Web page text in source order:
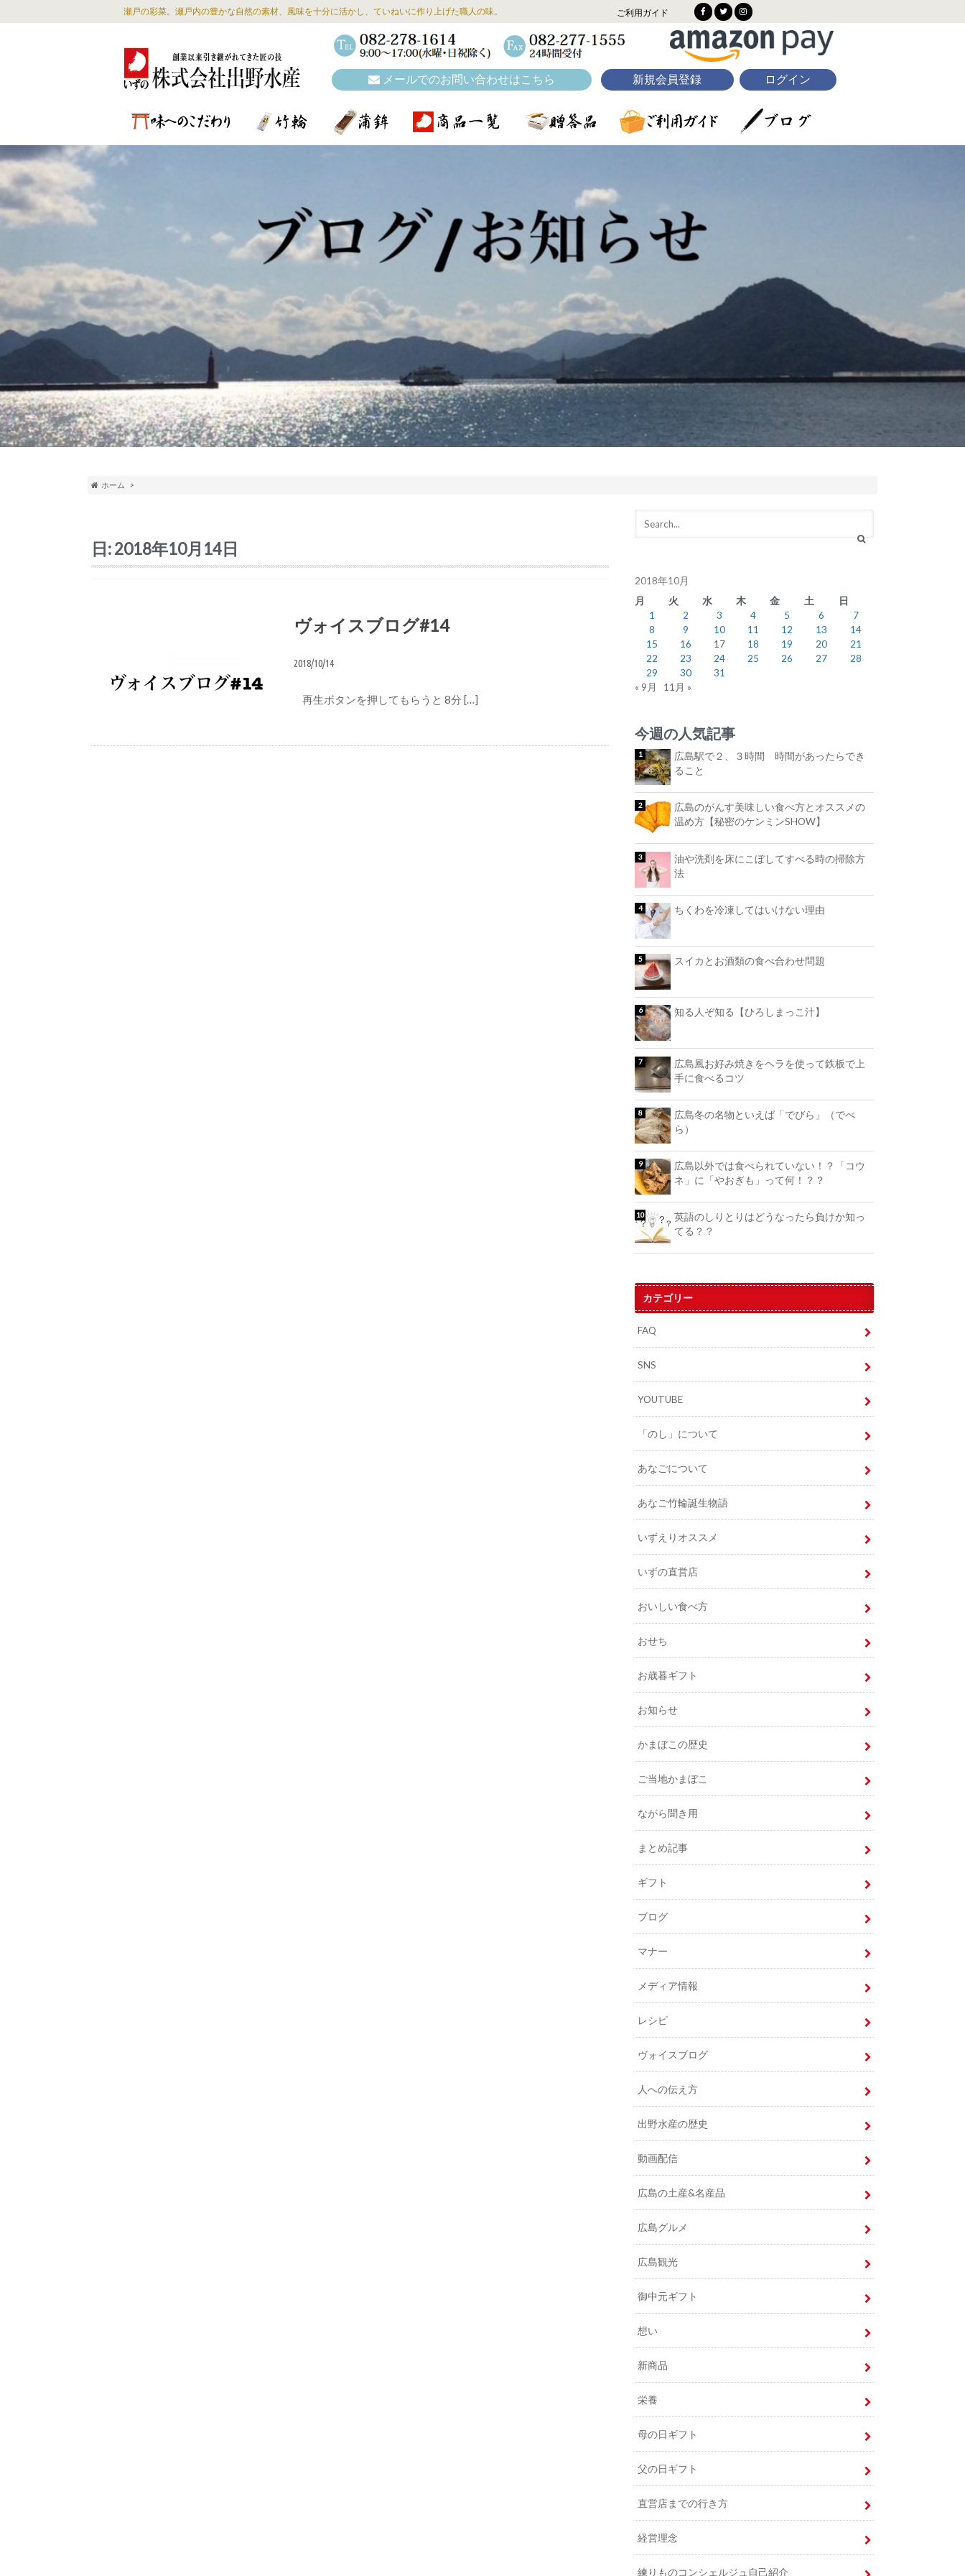
瀬戸の彩菜。瀬戸内の豊かな自然の素材、風味を十分に活かし、ていねいに作り上げた職人の味。 ご利用ガイド
メールでのお問い合わせはこちら 新規会員登録 ログイン
ホーム
日:2018年10月14日
ヴォイスブログ#14
2018/10/14
再生ボタンを押してもらうと 8分 […]
2018年10月
月
火 水 木 金 土
日
1
2 3 4 5 6
7
8
9 10 11 12 13
14
15
16 17 18 19 20
21
22
23 24 25 26 27
28
29
30
31
« 9月
11月 »
今週の人気記事
広島駅で２、３時間 時間があったらでき
ること
広島のがんす美味しい食べ方とオススメの
温め方【秘密のケンミンSHOW】
油や洗剤を床にこぼしてすべる時の掃除方
法
ちくわを冷凍してはいけない理由
スイカとお酒類の食べ合わせ問題
知る人ぞ知る【ひろしまっこ汁】
広島風お好み焼きをヘラを使って鉄板で上
手に食べるコツ
広島冬の名物といえば「でびら」（でべ
ら）
広島以外では食べられていない！？「コウ
ネ」に「やおぎも」って何！？？
英語のしりとりはどうなったら負けか知っ
てる？？
カテゴリー
FAQ
SNS
YOUTUBE
「のし」について
あなごについて
あなご竹輪誕生物語
いずえりオススメ
いずの直営店
おいしい食べ方
おせち
お歳暮ギフト
お知らせ
かまぼこの歴史
ご当地かまぼこ
ながら聞き用
まとめ記事
ギフト
ブログ
マナー
メディア情報
レシピ
ヴォイスブログ
人への伝え方
出野水産の歴史
動画配信
広島の土産&名産品
広島グルメ
広島観光
御中元ギフト
想い
新商品
栄養
母の日ギフト
父の日ギフト
直営店までの行き方
経営理念
練りものコンシェルジュ自己紹介